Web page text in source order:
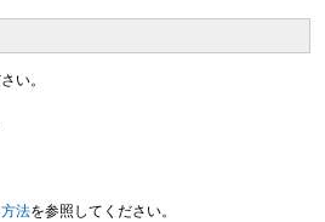
い。
法を参照してください。